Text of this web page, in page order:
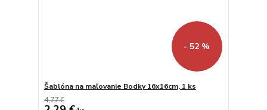
- 52 %
Šablóna na maľovanie Bodky 16x16cm, 1 ks
4,77 €